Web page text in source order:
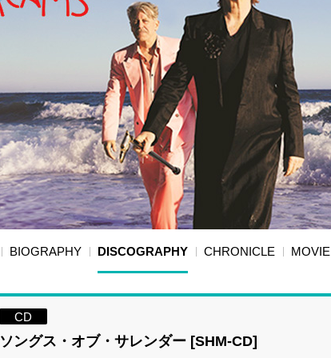
BIOGRAPHY DISCOGRAPHY CHRONICLE MOVIE
CD
ソングス・オブ・サレンダー [SHM-CD]